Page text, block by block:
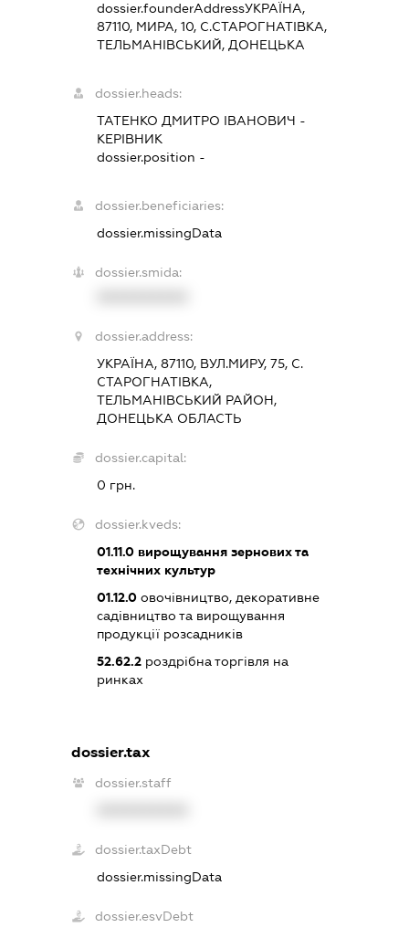
dossier.founderAddressУКРАЇНА,
87110, МИРА, 10, С.СТАРОГНАТІВКА,
ТЕЛЬМАНІВСЬКИЙ, ДОНЕЦЬКА
dossier.heads:
ТАТЕНКО ДМИТРО ІВАНОВИЧ -
КЕРІВНИК
dossier.position -
dossier.beneficiaries:
dossier.missingData
dossier.smida:
dossier.address:
УКРАЇНА, 87110, ВУЛ.МИРУ, 75, С.
СТАРОГНАТІВКА,
ТЕЛЬМАНІВСЬКИЙ РАЙОН,
ДОНЕЦЬКА ОБЛАСТЬ
dossier.capital:
0 грн.
dossier.kveds:
01.11.0вирощування зернових та
технічних культур
01.12.0овочівництво, декоративне
садівництво та вирощування
продукції розсадників
52.62.2роздрібна торгівля на
ринках
dossier.tax
dossier.staff
dossier.taxDebt
dossier.missingData
dossier.esvDebt